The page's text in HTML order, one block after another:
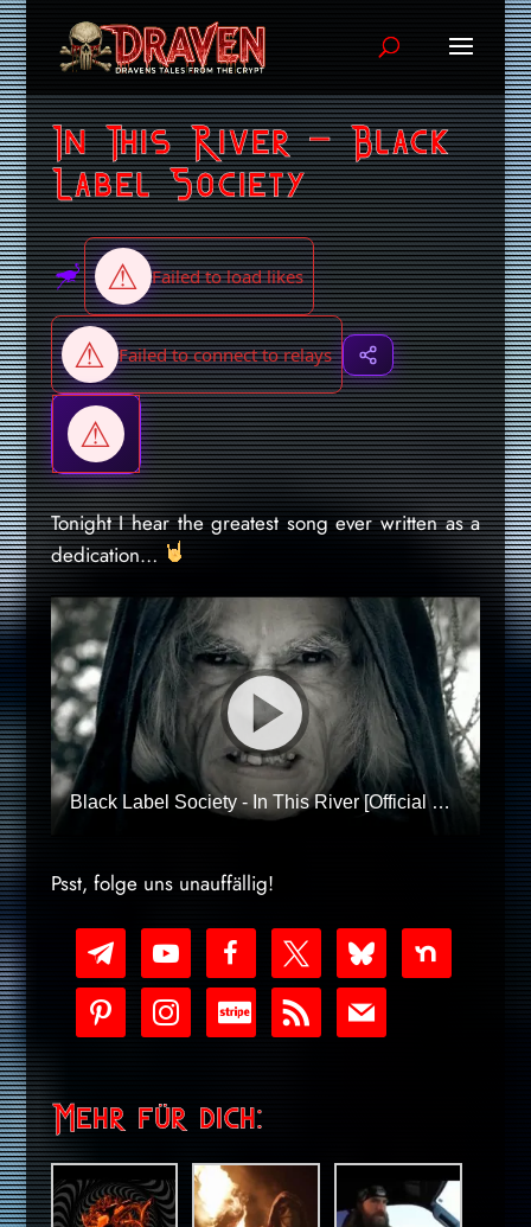
In This River – Black
Label Society
Tonight I hear the greatest song ever written as a
dedication…
Black Label Society - In This River [Official Video] HQ
Psst, folge uns unauffällig!
telegram
youtube-
play
facebook bluesky nextdoor
pinterest instagramcc-
stripe
rss mail
Mehr für dich: